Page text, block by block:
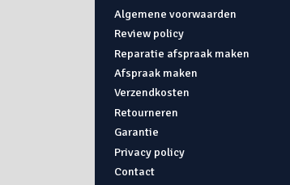
Algemene voorwaarden
Review policy
Reparatie afspraak maken
Afspraak maken
Verzendkosten
Retourneren
Garantie
Privacy policy
Contact